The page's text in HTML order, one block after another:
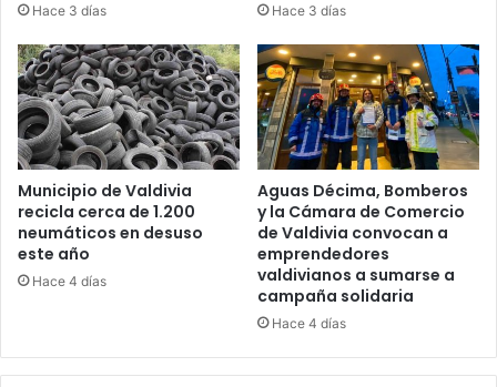
Hace 3 días Hace 3 días
Municipio de Valdivia
recicla cerca de 1.200
neumáticos en desuso
este año
Hace 4 días
Aguas Décima, Bomberos
y la Cámara de Comercio
de Valdivia convocan a
emprendedores
valdivianos a sumarse a
campaña solidaria
Hace 4 días